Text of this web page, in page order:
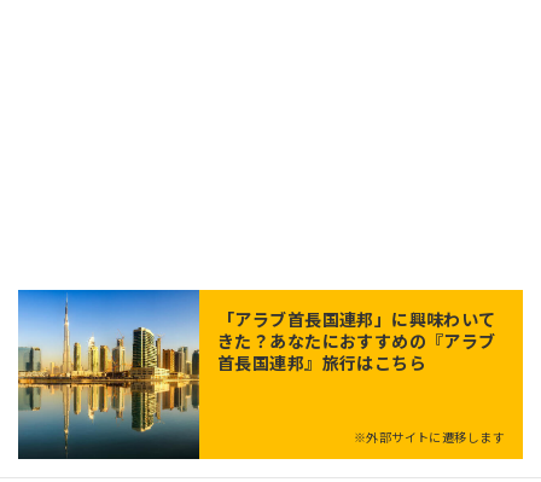
「アラブ首長国連邦 」に興味わいて
きた？あなたにおすすめの『アラブ
首長国連邦』旅行はこちら
※外部サイトに遷移します